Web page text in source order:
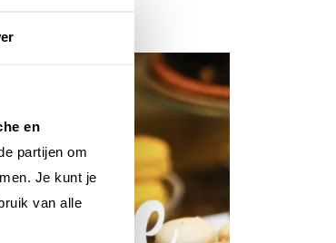
en
partijen om
Je kunt je
van alle